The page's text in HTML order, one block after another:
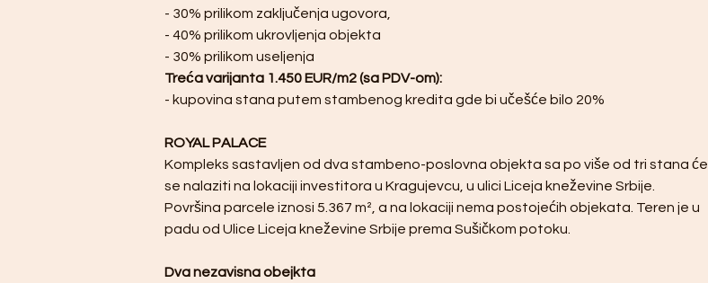
- 30% prilikom zaključenja ugovora,
- 40% prilikom ukrovljenja objekta
- 30% prilikom useljenja
Treća varijanta 1.450 EUR/m2 (sa PDV-om):
- kupovina stana putem stambenog kredita gde bi učešće bilo 20%
ROYAL PALACE
Kompleks sastavljen od dva stambeno-poslovna objekta sa po više od tri stana će
se nalaziti na lokaciji investitora u Kragujevcu, u ulici Liceja kneževine Srbije.
Površina parcele iznosi 5.367 m², a na lokaciji nema postojećih objekata. Teren je u
padu od Ulice Liceja kneževine Srbije prema Sušičkom potoku.
Dva nezavisna obejkta